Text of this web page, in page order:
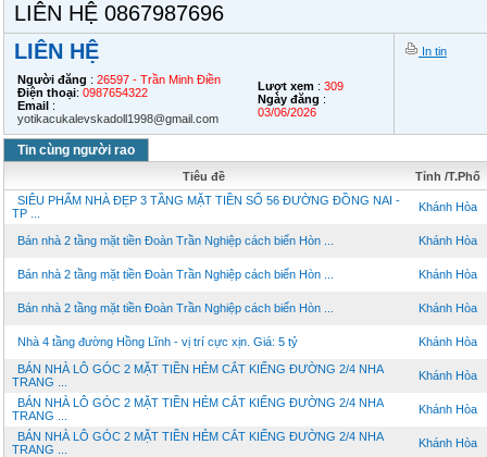
LIÊN HỆ 0867987696
LIÊN HỆ
Người đăng : 26597 - Trần Minh Điền
Điện thoại: 0987654322
Email :
yotikacukalevskadoll1998@gmail.com
Lượt xem : 309
Ngày đăng :
03/06/2026
In tin
Tin cùng người rao
Tiêu đề
Tỉnh /T.Phố
SIÊU PHẨM NHÀ ĐẸP 3 TẦNG MẶT TIỀN SỐ 56 ĐƯỜNG ĐỒNG NAI -
TP ...
Khánh Hòa
Bán nhà 2 tầng mặt tiền Đoàn Trần Nghiệp cách biển Hòn ... Khánh Hòa
Bán nhà 2 tầng mặt tiền Đoàn Trần Nghiệp cách biển Hòn ... Khánh Hòa
Bán nhà 2 tầng mặt tiền Đoàn Trần Nghiệp cách biển Hòn ... Khánh Hòa
Nhà 4 tầng đường Hồng Lĩnh - vị trí cực xịn. Giá: 5 tỷ Khánh Hòa
BÁN NHÀ LÔ GÓC 2 MẶT TIỀN HẺM CẮT KIẾNG ĐƯỜNG 2/4 NHA
TRANG ...
Khánh Hòa
BÁN NHÀ LÔ GÓC 2 MẶT TIỀN HẺM CẮT KIẾNG ĐƯỜNG 2/4 NHA
TRANG ...
Khánh Hòa
BÁN NHÀ LÔ GÓC 2 MẶT TIỀN HẺM CẮT KIẾNG ĐƯỜNG 2/4 NHA
TRANG ...
Khánh Hòa